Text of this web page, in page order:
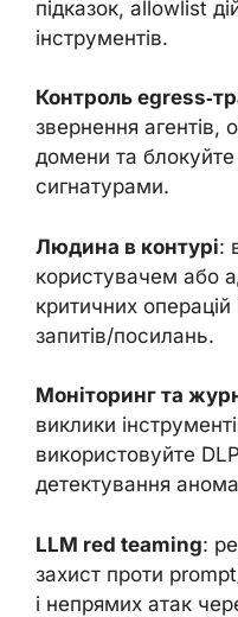
підказок, allowlist
інструментів.
Контроль
звернення агентів,
домени та блокуйте
сигнатурами.
Людина в контурі:
користувачем або
критичних операцій
запитів/посилань.
Моніторинг та
виклики
використовуйте
детектування
LLM red teaming:
захист проти
і непрямих атак